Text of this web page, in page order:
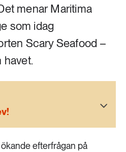
menar Maritima
som idag
Scary Seafood –
havet.
efterfrågan på